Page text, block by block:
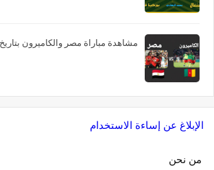
مشاهدة مباراة مصر والكاميرون بتاريخ 2022/2/3
الإبلاغ عن إساءة الاستخدام
من نحن